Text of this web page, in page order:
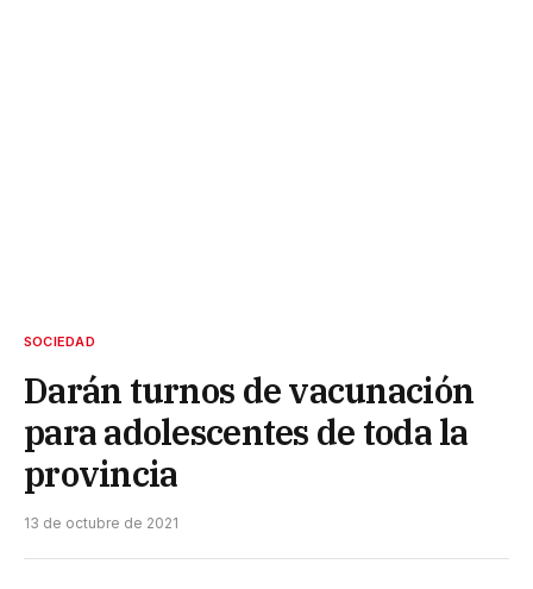
SOCIEDAD
Darán turnos de vacunación
para adolescentes de toda la
provincia
13 de octubre de 2021